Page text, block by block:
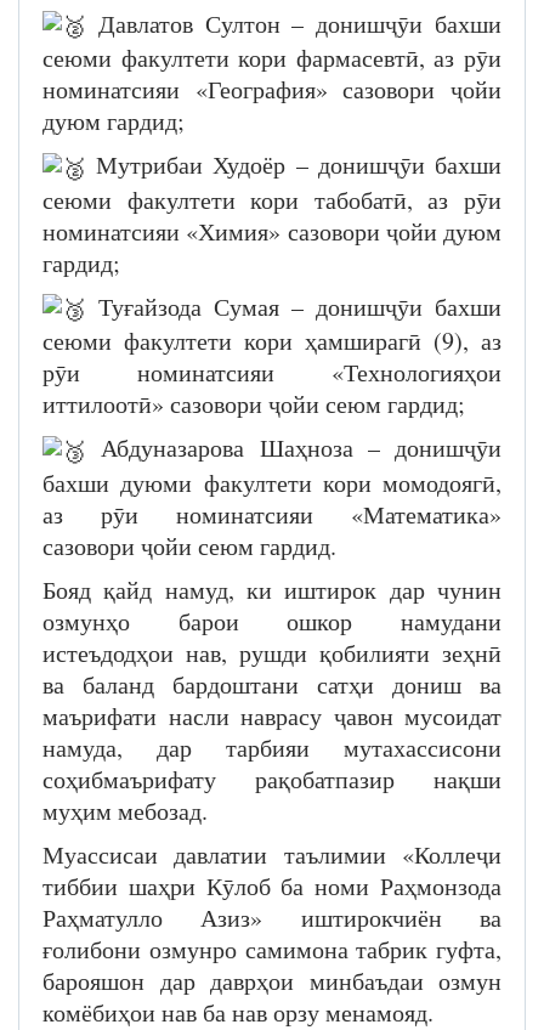
Давлатов Султон – донишҷӯи бахши
сеюми факултети кори фармасевтӣ, аз рӯи
номинатсияи «География» сазовори ҷойи
дуюм гардид;
Мутрибаи Худоёр – донишҷӯи бахши
сеюми факултети кори табобатӣ, аз рӯи
номинатсияи «Химия» сазовори ҷойи дуюм
гардид;
Туғайзода Сумая – донишҷӯи бахши
сеюми факултети кори ҳамширагӣ (9), аз
рӯи номинатсияи «Технологияҳои
иттилоотӣ» сазовори ҷойи сеюм гардид;
Абдуназарова Шаҳноза – донишҷӯи
бахши дуюми факултети кори момодоягӣ,
аз рӯи номинатсияи «Математика»
сазовори ҷойи сеюм гардид.
Бояд қайд намуд, ки иштирок дар чунин
озмунҳо барои ошкор намудани
истеъдодҳои нав, рушди қобилияти зеҳнӣ
ва баланд бардоштани сатҳи дониш ва
маърифати насли наврасу ҷавон мусоидат
намуда, дар тарбияи мутахассисони
соҳибмаърифату рақобатпазир нақши
муҳим мебозад.
Муассисаи давлатии таълимии «Коллеҷи
тиббии шаҳри Кӯлоб ба номи Раҳмонзода
Раҳматулло Азиз» иштирокчиён ва
ғолибони озмунро самимона табрик гуфта,
барояшон дар даврҳои минбаъдаи озмун
комёбиҳои нав ба нав орзу менамояд.